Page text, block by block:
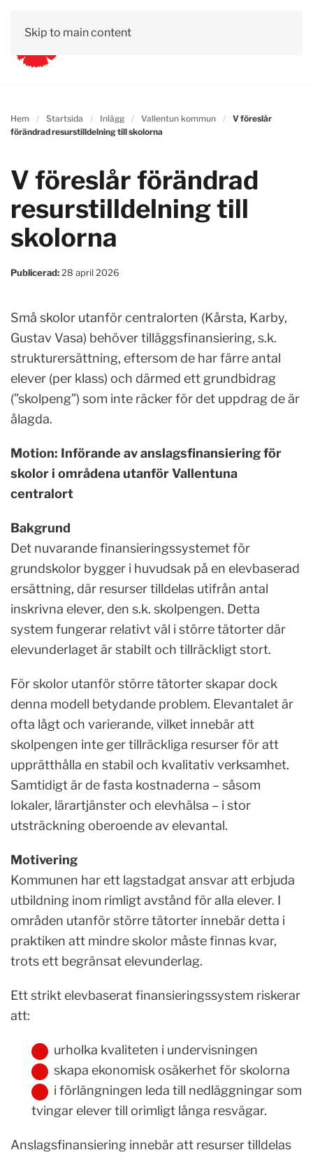
Skip to main content
Hem Startsida Inlägg Vallentun kommun
V föreslår
förändrad resurstilldelning till skolorna
V föreslår förändrad
resurstilldelning till
skolorna
Publicerad: 28 april 2026
Små skolor utanför centralorten (Kårsta, Karby,
Gustav Vasa) behöver tilläggsfinansiering, s.k.
strukturersättning, eftersom de har färre antal
elever (per klass) och därmed ett grundbidrag
(”skolpeng”) som inte räcker för det uppdrag de är
ålagda.
Motion: Införande av anslagsfinansiering för
skolor i områdena utanför Vallentuna
centralort
Bakgrund
Det nuvarande finansieringssystemet för
grundskolor bygger i huvudsak på en elevbaserad
ersättning, där resurser tilldelas utifrån antal
inskrivna elever, den s.k. skolpengen. Detta
system fungerar relativt väl i större tätorter där
elevunderlaget är stabilt och tillräckligt stort.
För skolor utanför större tätorter skapar dock
denna modell betydande problem. Elevantalet är
ofta lågt och varierande, vilket innebär att
skolpengen inte ger tillräckliga resurser för att
upprätthålla en stabil och kvalitativ verksamhet.
Samtidigt är de fasta kostnaderna – såsom
lokaler, lärartjänster och elevhälsa – i stor
utsträckning oberoende av elevantal.
Motivering
Kommunen har ett lagstadgat ansvar att erbjuda
utbildning inom rimligt avstånd för alla elever. I
områden utanför större tätorter innebär detta i
praktiken att mindre skolor måste finnas kvar,
trots ett begränsat elevunderlag.
Ett strikt elevbaserat finansieringssystem riskerar
att:
urholka kvaliteten i undervisningen
skapa ekonomisk osäkerhet för skolorna
i förlängningen leda till nedläggningar som
tvingar elever till orimligt långa resvägar.
Anslagsfinansiering innebär att resurser tilldelas